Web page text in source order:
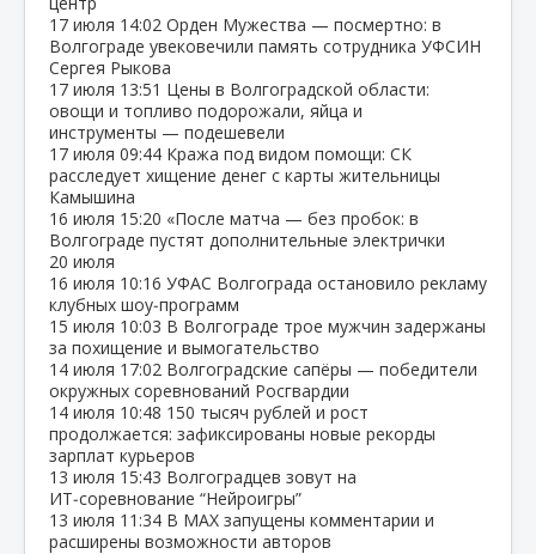
17 июля 14:02 Орден Мужества — посмертно: в
Волгограде увековечили память сотрудника УФСИН
Сергея Рыкова
17 июля 13:51 Цены в Волгоградской области:
овощи и топливо подорожали, яйца и
инструменты — подешевели
17 июля 09:44 Кража под видом помощи: СК
расследует хищение денег с карты жительницы
Камышина
16 июля 15:20 «После матча — без пробок: в
Волгограде пустят дополнительные электрички
20 июля
16 июля 10:16 УФАС Волгограда остановило рекламу
клубных шоу‑программ
15 июля 10:03 В Волгограде трое мужчин задержаны
за похищение и вымогательство
14 июля 17:02 Волгоградские сапёры — победители
окружных соревнований Росгвардии
14 июля 10:48 150 тысяч рублей и рост
продолжается: зафиксированы новые рекорды
зарплат курьеров
13 июля 15:43 Волгоградцев зовут на
ИТ‑соревнование “Нейроигры”
13 июля 11:34 В МАХ запущены комментарии и
расширены возможности авторов